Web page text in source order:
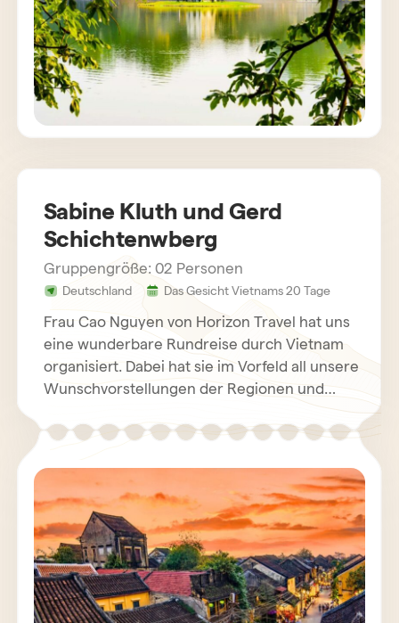
Frau Cao Nguyen Dam, die für uns jeden Tag
der Woche ansprechbar war.
Sabine Kluth und Gerd
Schichtenwberg
Gruppengröße: 02 Personen
Deutschland Das Gesicht Vietnams 20 Tage
Frau Cao Nguyen von Horizon Travel hat uns
eine wunderbare Rundreise durch Vietnam
organisiert. Dabei hat sie im Vorfeld all unsere
Wunschvorstellungen der Regionen und
Hotelanpassungen stets berücksichtigt und
toll integriert. Wir haben so viel erfahren in
funktioniert. Sie war telefonisch immer
erreichbar, wenn wir Rückfragen hatten.
Unser erster Reiseführer Steve im Norden
Vietnams hat uns toll begleitet und so viele
Fragen beantwortet über dieses schöne Land
und seine Traditionen. Die Hotels waren sehr
schön, sauber und zentral ausgesucht und